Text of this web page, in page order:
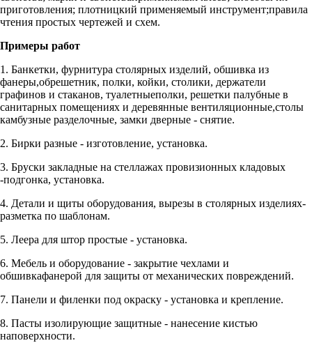
приготовления; плотницкий применяемый инструмент;правила
чтения простых чертежей и схем.
Примеры работ
1. Банкетки, фурнитура столярных изделий, обшивка из
фанеры,обрешетник, полки, койки, столики, держатели
графинов и стаканов, туалетныеполки, решетки палубные в
санитарных помещениях и деревянные вентиляционные,столы
камбузные разделочные, замки дверные - снятие.
2. Бирки разные - изготовление, установка.
3. Бруски закладные на стеллажах провизионных кладовых
-подгонка, установка.
4. Детали и щиты оборудования, вырезы в столярных изделиях-
разметка по шаблонам.
5. Леера для штор простые - установка.
6. Мебель и оборудование - закрытие чехлами и
обшивкафанерой для защиты от механических повреждений.
7. Панели и филенки под окраску - установка и крепление.
8. Пасты изолирующие защитные - нанесение кистью
наповерхности.